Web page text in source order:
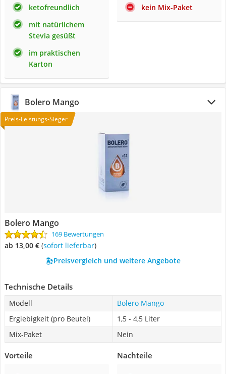
ketofreundlich
mit natürlichem
Stevia gesüßt
im praktischen
Karton
kein Mix-Paket
Bolero Mango
Preis-Leistungs-Sieger
Bolero Mango
169 Bewertungen
ab 13,00 € ( Sofort lieferbar)
Preisvergleich und weitere Angebote
Technische Details
Modell
Bolero Mango
Ergiebigkeit (pro Beutel)
1,5 - 4,5 Liter
Mix-Paket
Nein
Vorteile Nachteile